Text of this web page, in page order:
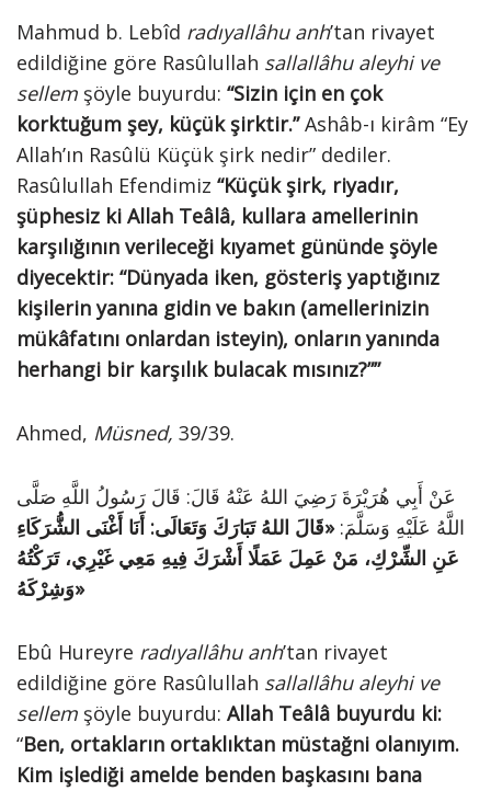
Mahmud b. Lebîd radıyallâhu anh’tan rivayet
edildiğine göre Rasûlullah sallallâhu aleyhi ve
sellem şöyle buyurdu: “Sizin için en çok
korktuğum şey, küçük şirktir.”Ashâb-ı kirâm “Ey
Allah’ın Rasûlü Küçük şirk nedir” dediler.
Rasûlullah Efendimiz “Küçük şirk, riyadır,
şüphesiz ki Allah Teâlâ, kullara amellerinin
karşılığının verileceği kıyamet gününde şöyle
diyecektir: “Dünyada iken, gösteriş yaptığınız
kişilerin yanına gidin ve bakın (amellerinizin
mükâfatını onlardan isteyin), onların yanında
herhangi bir karşılık bulacak mısınız?””
Ahmed, Müsned, 39/39.
عَنْ أَبِي هُرَيْرَةَ رَضِيَ اللهُ عَنْهُ قَالَ: قَالَ رَسُولُ اللَّهِ صَلَّى
اللَّهُ عَلَيْهِ وَسَلَّمَ:«قَالَ اللهُ تَبَارَكَ وَتَعَالَى: أَنَا أَغْنَى الشُّرَكَاءِ
عَنِ الشِّرْكِ، مَنْ عَمِلَ عَمَلًا أَشْرَكَ فِيهِ مَعِي غَيْرِي، تَرَكْتُهُ
وَشِرْكَهُ»
Ebû Hureyre radıyallâhu anh’tan rivayet
edildiğine göre Rasûlullah sallallâhu aleyhi ve
sellem şöyle buyurdu: Allah Teâlâ buyurdu ki:
“Ben, ortakların ortaklıktan müstağni olanıyım.
Kim işlediği amelde benden başkasını bana